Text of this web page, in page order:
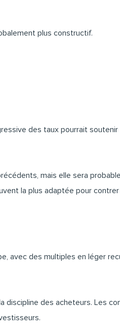
plus constructif.
des taux pourrait
mais elle sera
la plus adaptée pour
avec des multiples en léger
des acheteurs. Les